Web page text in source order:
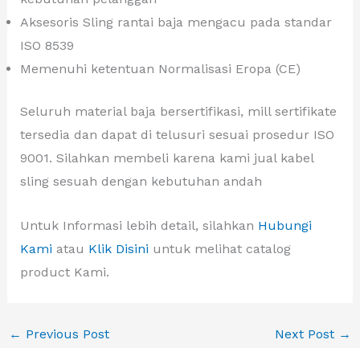
Aksesoris Sling rantai baja mengacu pada standar
ISO 8539
Memenuhi ketentuan Normalisasi Eropa (CE)
Seluruh material baja bersertifikasi, mill sertifikate
tersedia dan dapat di telusuri sesuai prosedur ISO
9001. Silahkan membeli karena kami jual kabel
sling sesuah dengan kebutuhan andah
Untuk Informasi lebih detail, silahkan Hubungi
Kami atau Klik Disini untuk melihat catalog
product Kami.
← Previous Post Next Post →